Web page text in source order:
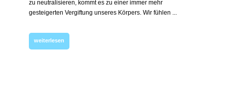
zu neutralisieren, kommt es zu einer immer mehr
gesteigerten Vergiftung unseres Körpers. Wir fühlen ...
weiterlesen